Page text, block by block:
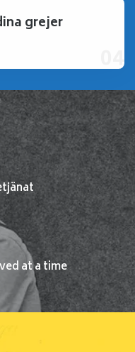
grejer
at a time